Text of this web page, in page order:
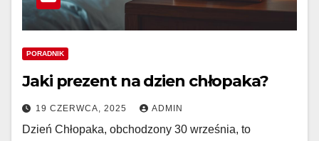
PORADNIK
Jaki prezent na dzien chłopaka?
19 CZERWCA, 2025 ADMIN
Dzień Chłopaka, obchodzony 30 września, to